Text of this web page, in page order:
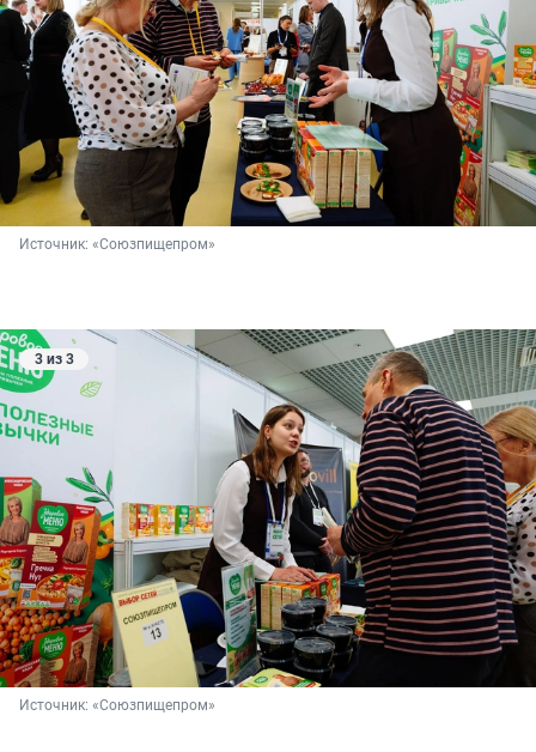
Источник: «Союзпищепром»
3 из 3
Источник: «Союзпищепром»